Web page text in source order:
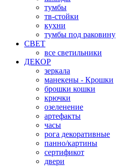
тумбы
тв-стойки
кухни
тумбы под раковину
СВЕТ
все светильники
ДЕКОР
зеркала
манекены - Крошки
брошки кошки
крючки
озеленение
артефакты
часы
рога декоративные
панно/картины
сертификот
двери